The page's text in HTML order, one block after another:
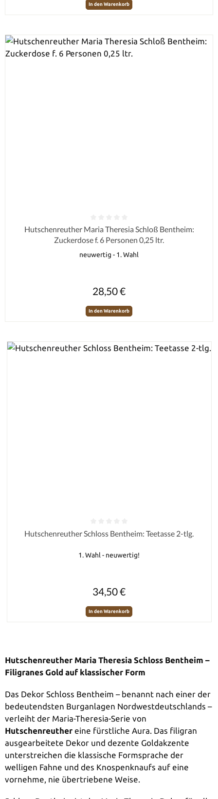
In den Warenkorb
Durchschnittliche Bewertung von 0 von 5 Sternen
Hutschenreuther Maria Theresia Schloß Bentheim:
Zuckerdose f. 6 Personen 0,25 ltr.
neuwertig - 1. Wahl
28,50 €
In den Warenkorb
Durchschnittliche Bewertung von 0 von 5 Sternen
Hutschenreuther Schloss Bentheim: Teetasse 2-tlg.
1. Wahl - neuwertig!
34,50 €
In den Warenkorb
Hutschenreuther Maria Theresia Schloss Bentheim –
Filigranes Gold auf klassischer Form
Das Dekor Schloss Bentheim – benannt nach einer der
bedeutendsten Burganlagen Nordwestdeutschlands –
verleiht der Maria-Theresia-Serie von
Hutschenreuther eine fürstliche Aura. Das filigran
ausgearbeitete Dekor und dezente Goldakzente
unterstreichen die klassische Formsprache der
welligen Fahne und des Knospenknaufs auf eine
vornehme, nie übertriebene Weise.